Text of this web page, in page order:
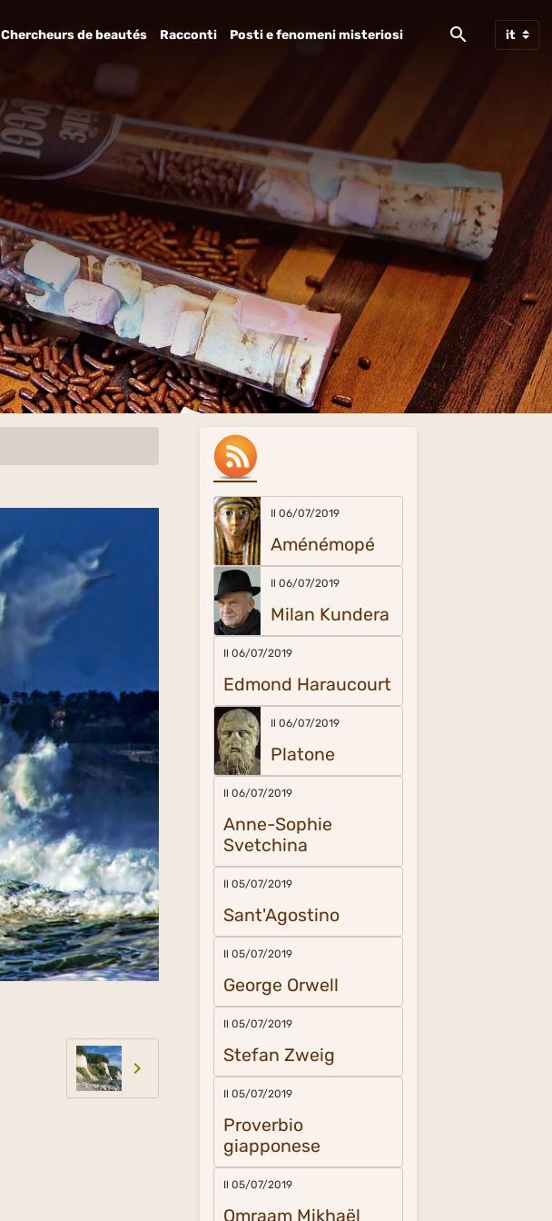
Chercheurs de beautés Racconti Posti e fenomeni misteriosi
Il 06/07/2019
Aménémopé
Il 06/07/2019
Milan Kundera
Il 06/07/2019
Edmond Haraucourt
Il 06/07/2019
Platone
Il 06/07/2019
Anne-Sophie
Svetchina
Il 05/07/2019
Sant'Agostino
Il 05/07/2019
George Orwell
Il 05/07/2019
Stefan Zweig
Il 05/07/2019
Proverbio
giapponese
Il 05/07/2019
Omraam Mikhaël